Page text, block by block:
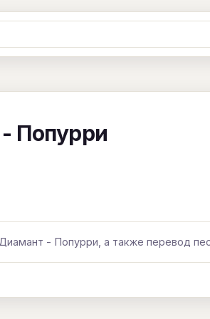
Y Z #
Попурри
- Попурри, а также перевод